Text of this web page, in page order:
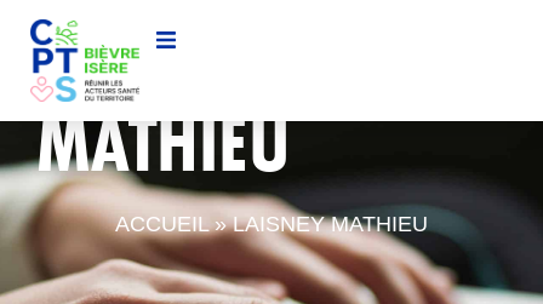
LAISNEY
MATHIEU
ACCUEIL»LAISNEY MATHIEU